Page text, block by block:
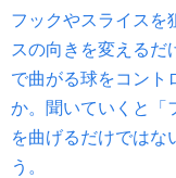
フックやスライスを
スの向きを変えるだ
で曲がる球をコント
か。聞いていくと「
を曲げるだけではな
う。